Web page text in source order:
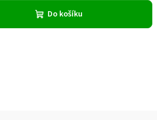
Do košíku